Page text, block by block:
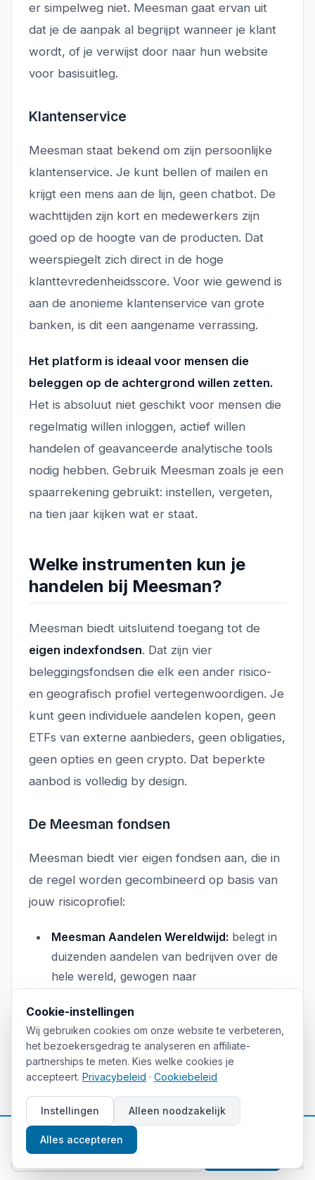
er simpelweg niet. Meesman gaat ervan uit
dat je de aanpak al begrijpt wanneer je klant
wordt, of je verwijst door naar hun website
voor basisuitleg.
Klantenservice
Meesman staat bekend om zijn persoonlijke
klantenservice. Je kunt bellen of mailen en
krijgt een mens aan de lijn, geen chatbot. De
wachttijden zijn kort en medewerkers zijn
goed op de hoogte van de producten. Dat
weerspiegelt zich direct in de hoge
klanttevredenheidsscore. Voor wie gewend is
aan de anonieme klantenservice van grote
banken, is dit een aangename verrassing.
Het platform is ideaal voor mensen die
beleggen op de achtergrond willen zetten.
Het is absoluut niet geschikt voor mensen die
regelmatig willen inloggen, actief willen
handelen of geavanceerde analytische tools
nodig hebben. Gebruik Meesman zoals je een
spaarrekening gebruikt: instellen, vergeten,
na tien jaar kijken wat er staat.
Welke instrumenten kun je
handelen bij Meesman?
Meesman biedt uitsluitend toegang tot de
eigen indexfondsen. Dat zijn vier
beleggingsfondsen die elk een ander risico-
en geografisch profiel vertegenwoordigen. Je
kunt geen individuele aandelen kopen, geen
ETFs van externe aanbieders, geen obligaties,
geen opties en geen crypto. Dat beperkte
aanbod is volledig by design.
De Meesman fondsen
Meesman biedt vier eigen fondsen aan, die in
de regel worden gecombineerd op basis van
jouw risicoprofiel:
Meesman Aandelen Wereldwijd: belegt in
duizenden aandelen van bedrijven over de
hele wereld, gewogen naar
groei op lange termijn.
Meesman Aandelen Nederland:belegt in
Nederlandse aandelen, met een lichte home
bias voor beleggers die dat wensen.
Meesman Obligaties Wereldwijd:
staatsobligaties en bedrijfsobligaties
wereldwijd, voor de defensieve component
van een portefeuille.
Cookie-instellingen
Wij gebruiken cookies om onze website te verbeteren,
het bezoekersgedrag te analyseren en affiliate-
partnerships te meten. Kies welke cookies je
accepteert. Privacybeleid · Cookiebeleid
Instellingen Alleen noodzakelijk
Alles accepteren
📈 Gratis beleggingstips